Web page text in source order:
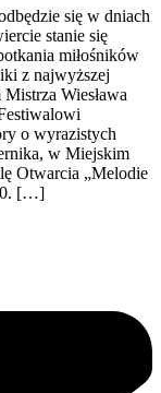
się w dniach
stanie się
miłośników
z najwyższej
Wiesława
o wyrazistych
w Miejskim
Otwarcia „Melodie
[…]